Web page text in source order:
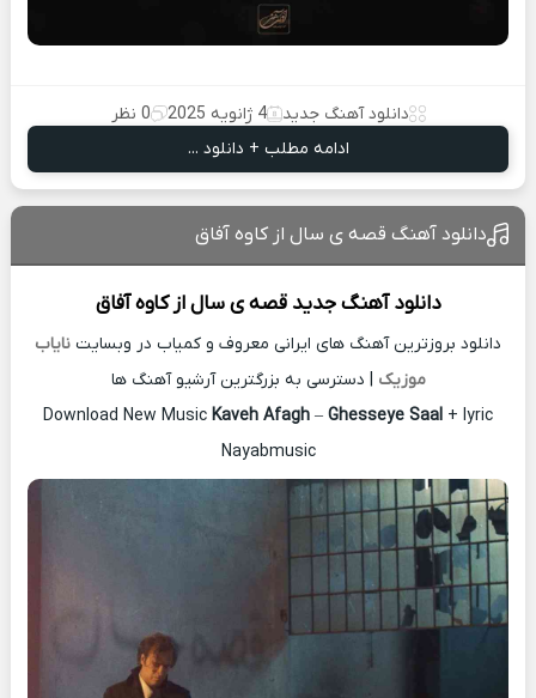
دانلود آهنگ جدید 4 ژانویه 2025
0 نظر
ادامه مطلب + دانلود ...
دانلود آهنگ قصه ی سال از کاوه آفاق
دانلود آهنگ جدید قصه ی سال ازکاوه آفاق
دانلود بروزترین آهنگ های ایرانی معروف و کمیاب در وبسایت نایاب
موزیک | دسترسی به بزرگترین آرشیو آهنگ ها
Download New Music Kaveh Afagh – Ghesseye Saal + lyric
Nayabmusic